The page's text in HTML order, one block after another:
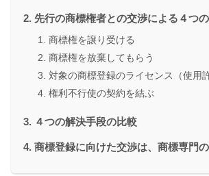
先行の商標権者との交渉による４つ
商標権を譲り受ける
商標権を放棄してもらう
対象の商標登録のライセンス（使用
権利不行使の契約を結ぶ
４つの解決手段の比較
商標登録に向けた交渉は、商標専門